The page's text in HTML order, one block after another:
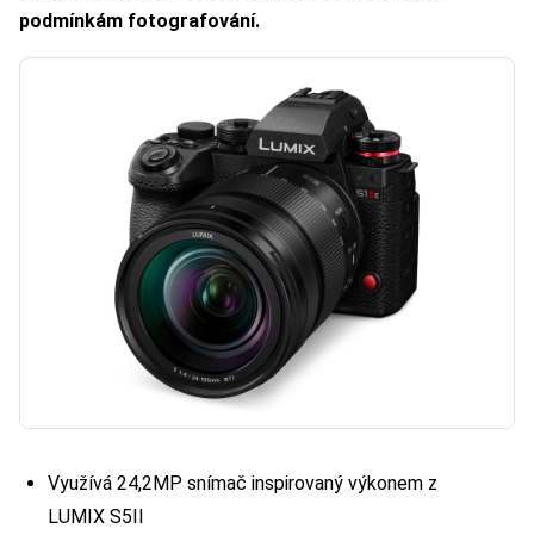
podmínkám fotografování.
Využívá 24,2MP snímač inspirovaný výkonem z
LUMIX S5II